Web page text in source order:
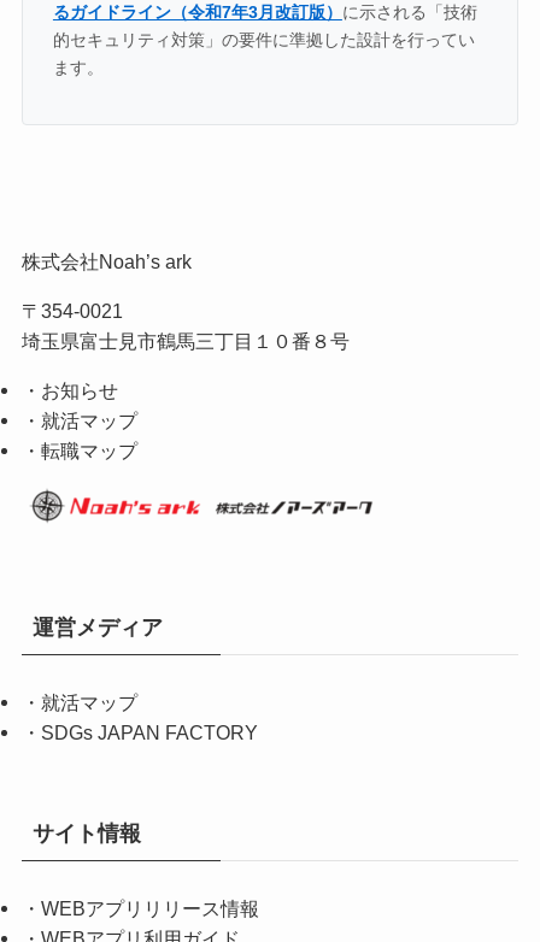
るガイドライン（令和7年3月改訂版） に示される「技術
的セキュリティ対策」の要件に準拠した設計を行ってい
ます。
株式会社Noah’s ark
〒354-0021
埼玉県富士見市鶴馬三丁目１０番８号
・お知らせ
・就活マップ
・転職マップ
運営メディア
・ 就活マップ
・ SDGs JAPAN FACTORY
サイト情報
・ WEBアプリリリース情報